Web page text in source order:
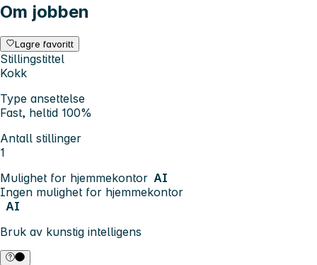
Om jobben
Lagre favoritt
Stillingstittel
Kokk
Type ansettelse
Fast, heltid 100%
Antall stillinger
1
Mulighet for hjemmekontor AI
Ingen mulighet for hjemmekontor
AI
Bruk av kunstig intelligens